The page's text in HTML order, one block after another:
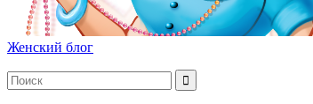
Женский блог